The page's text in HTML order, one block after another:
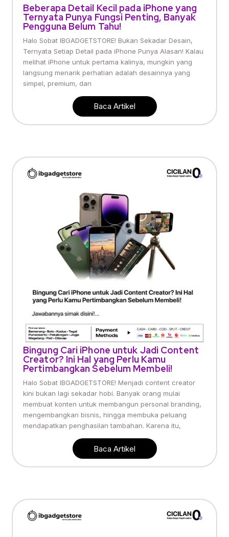
Beberapa Detail Kecil pada iPhone yang
Ternyata Punya Fungsi Penting, Banyak
Pengguna Belum Tahu!
Halo Sobat IBGADGETSTORE! Bukan Sekadar Desain,
Ternyata Setiap Detail pada iPhone Punya Alasan! Kalau
melihat iPhone untuk pertama kalinya, mungkin yang
langsung menarik perhatian adalah desainnya yang
simpel, premium, dan
Baca Artikel
Bingung Cari iPhone untuk Jadi Content
Creator? Ini Hal yang Perlu Kamu
Pertimbangkan Sebelum Membeli!
Halo Sobat IBGADGETSTORE! Menjadi content creator
kini bukan lagi sekadar hobi. Banyak orang mulai
membuat konten untuk membangun personal branding,
mengembangkan bisnis, hingga membuka peluang
mendapatkan penghasilan tambahan. Karena itu,
Baca Artikel